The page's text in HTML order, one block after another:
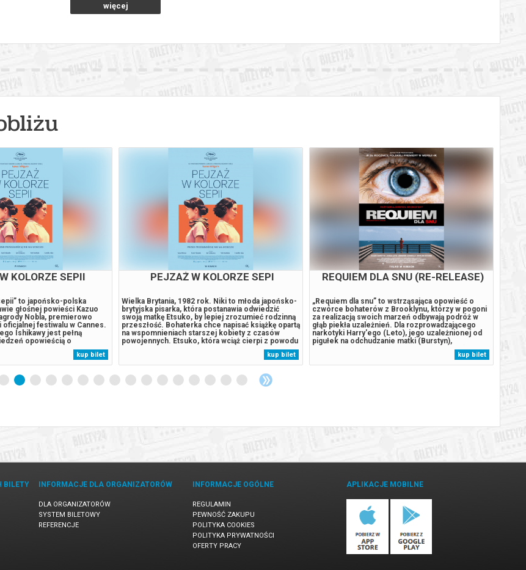
więcej
KOLORZE SEPII
to japońsko-polska
głośnej powieści Kazuo
Nobla, premierowo
oficjalnej festiwalu w Cannes.
Ishikawy jest pełną
opowieścią o
pułapkach pamięci i kruchej
pisarka wychowana w
kup bilet
PEJZAŻ W KOLORZE SEPI
Wielka Brytania, 1982 rok. Niki to młoda japońsko-
brytyjska pisarka, która postanawia odwiedzić
swoją matkę Etsuko, by lepiej zrozumieć rodzinną
przeszłość. Bohaterka chce napisać książkę opartą
na wspomnieniach starszej kobiety z czasów
powojennych. Etsuko, która wciąż cierpi z powodu
samobójstwa starszej z córek, zaczyna kreślić
przed Niki obraz odbudowującego się Nagasaki z
1952 roku. Ważną częścią...
kup bilet
REQUIEM DLA SNU (RE-RELEASE)
„Requiem dla snu” to wstrząsająca opowieść o
czwórce bohaterów z Brooklynu, którzy w pogoni
za realizacją swoich marzeń odbywają podróż w
głąb piekła uzależnień. Dla rozprowadzającego
narkotyki Harry'ego (Leto), jego uzależnionej od
pigułek na odchudzanie matki (Burstyn),
pogrążonej w nałogu dziewczyny (Connelly) i
najlepszego przyjaciela (Wayans) ucieczka od
rzeczywistości kończy się tragedią. Nie...
kup bilet
BILETY INFORMACJE DLA ORGANIZATORÓW
DLA ORGANIZATORÓW
SYSTEM BILETOWY
REFERENCJE
INFORMACJE OGÓLNE
REGULAMIN
PEWNOŚĆ ZAKUPU
POLITYKA COOKIES
POLITYKA PRYWATNOŚCI
OFERTY PRACY
APLIKACJE MOBILNE